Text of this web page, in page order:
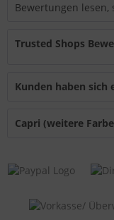
Bewertungen
Trusted Shops
Kunden haben sich
Capri (weitere